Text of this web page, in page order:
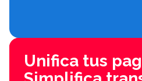
Unifica tus